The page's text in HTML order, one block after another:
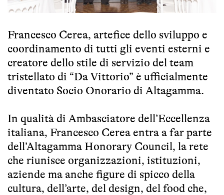
Francesco Cerea, artefice dello sviluppo e
coordinamento di tutti gli eventi esterni e
creatore dello stile di servizio del team
tristellato di “Da Vittorio” è ufficialmente
diventato Socio Onorario di Altagamma.
In qualità di Ambasciatore dell’Eccellenza
italiana, Francesco Cerea entra a far parte
dell’Altagamma Honorary Council, la rete
che riunisce organizzazioni, istituzioni,
aziende ma anche figure di spicco della
cultura, dell’arte, del design, del food che,